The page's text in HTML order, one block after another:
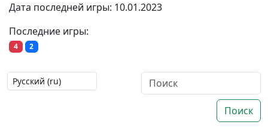
Дата последней игры: 10.01.2023
Последние игры:
4 2
Поиск